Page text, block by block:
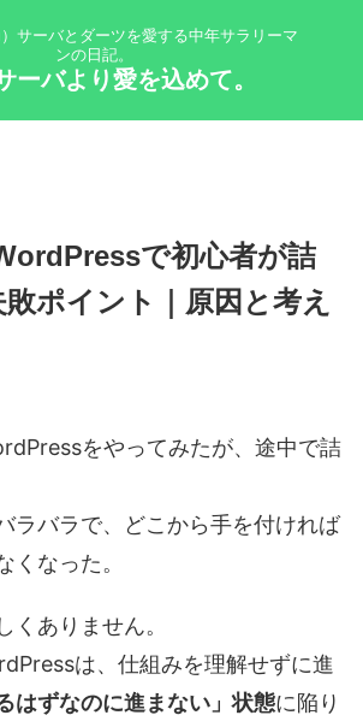
サーバとダーツを愛する中年サラリーマ
ンの日記。
ーバより愛を込めて。
で初心者が詰
ポイント｜原因と考え
をやってみたが、途中で詰
ラバラで、どこから手を付ければ
くなった。
くありません。
は、仕組みを理解せずに進
はずなのに進まない」状態に陥り